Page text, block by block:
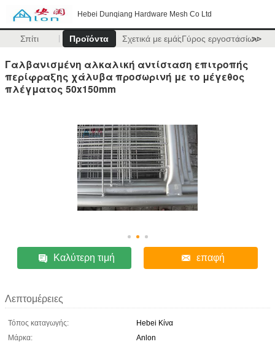
Hebei Dunqiang Hardware Mesh Co Ltd
Σπίτι Προϊόντα Σχετικά με εμάςΓύρος εργοστασίων
>>
Γαλβανισμένη αλκαλική αντίσταση επιτροπής
περίφραξης χάλυβα προσωρινή με το μέγεθος
πλέγματος 50x150mm
Καλύτερη τιμή επαφή
Λεπτομέρειες
Τόπος καταγωγής:
Hebei Κίνα
Μάρκα:
Anlon